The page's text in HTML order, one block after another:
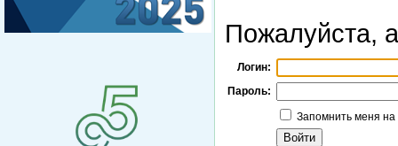
Пожалуйста,
Логин:
Пароль:
Запомнить меня